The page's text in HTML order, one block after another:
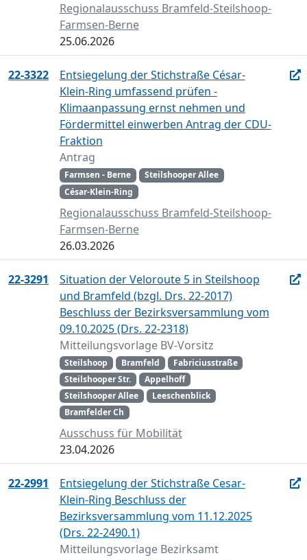
Regionalausschuss Bramfeld-Steilshoop-
Farmsen-Berne
25.06.2026
22-3322
Entsiegelung der Stichstraße César-
Klein-Ring umfassend prüfen -
Klimaanpassung ernst nehmen und
Fördermittel einwerben Antrag der CDU-
Fraktion
Antrag
Farmsen - Berne
Steilshooper Allee
César-Klein-Ring
Regionalausschuss Bramfeld-Steilshoop-
Farmsen-Berne
26.03.2026
22-3291
Situation der Veloroute 5 in Steilshoop
und Bramfeld (bzgl. Drs. 22-2017)
Beschluss der Bezirksversammlung vom
09.10.2025 (Drs. 22-2318)
Mitteilungsvorlage BV-Vorsitz
Steilshoop Bramfeld
Fabriciusstraße
Steilshooper Str.
Appelhoff
Steilshooper Allee
Leeschenblick
Bramfelder Ch
Ausschuss für Mobilität
23.04.2026
22-2991
Entsiegelung der Stichstraße Cesar-
Klein-Ring Beschluss der
Bezirksversammlung vom 11.12.2025
(Drs. 22-2490.1)
Mitteilungsvorlage Bezirksamt